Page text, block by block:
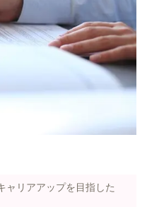
ャリアアップを目指した